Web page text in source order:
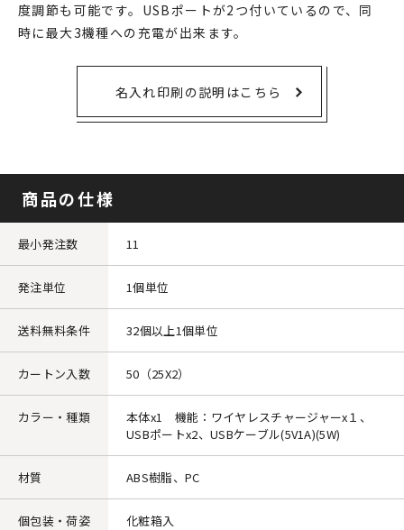
度調節も可能です。USBポートが2つ付いているので、同
時に最大3機種への充電が出来ます。
名入れ印刷の説明はこちら
商品の仕様
最小発注数 11
発注単位 1個単位
送料無料条件 32個以上1個単位
カートン入数 50（25X2）
カラー・種類
本体x1 機能：ワイヤレスチャージャーx１、
USBポートx2、USBケーブル(5V1A)(5W)
材質 ABS樹脂、PC
個包装・荷姿 化粧箱入